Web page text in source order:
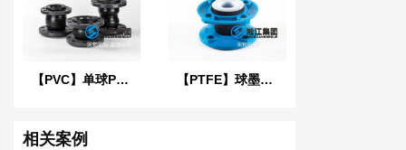
【PVC】单球PVC法兰橡胶接头 【PTFE】球墨法兰四氟橡胶接头“适用于航空煤油”
相关案例